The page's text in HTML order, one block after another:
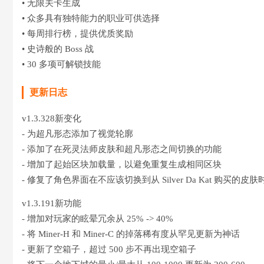
• 无限关卡生成
• 众多具有独特能力的职业可供选择
• 每周排行榜，提供优质奖励
• 史诗般的 Boss 战
• 30 多项可解锁技能
更新日志
v1.3.328新变化
- 为超凡形态添加了视觉轮廓
- 添加了在死灵法师皮肤和超凡形态之间切换的功能
- 增加了起始区块加载量，以避免重复生成相同区块
- 修复了角色界面在不应该切换到从 Silver Da Kat 购买的皮肤
v1.3.191新功能
- 增加对玩家的眩晕冗余从 25% -> 40%
- 将 Miner-H 和 Miner-C 的掉落稀有度从罕见更新为神话
- 更新了空箱子，超过 500 步不再出现空箱子